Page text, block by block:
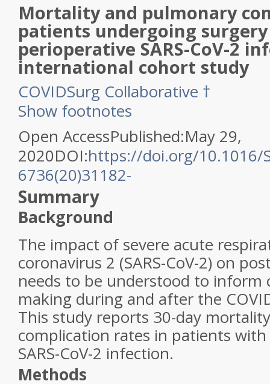
Mortality and pulmonary
patients undergoing
perioperative SARS-CoV-2
international cohort study
COVIDSurg Collaborative †
Show footnotes
Open AccessPublished:May 29,
2020DOI:https://doi.org/10.1016/
6736(20)31182-
Summary
Background
The impact of severe acute
coronavirus 2 (SARS-CoV-2) on
needs to be understood to inform
making during and after the
This study reports 30-day
complication rates in patients
SARS-CoV-2 infection.
Methods